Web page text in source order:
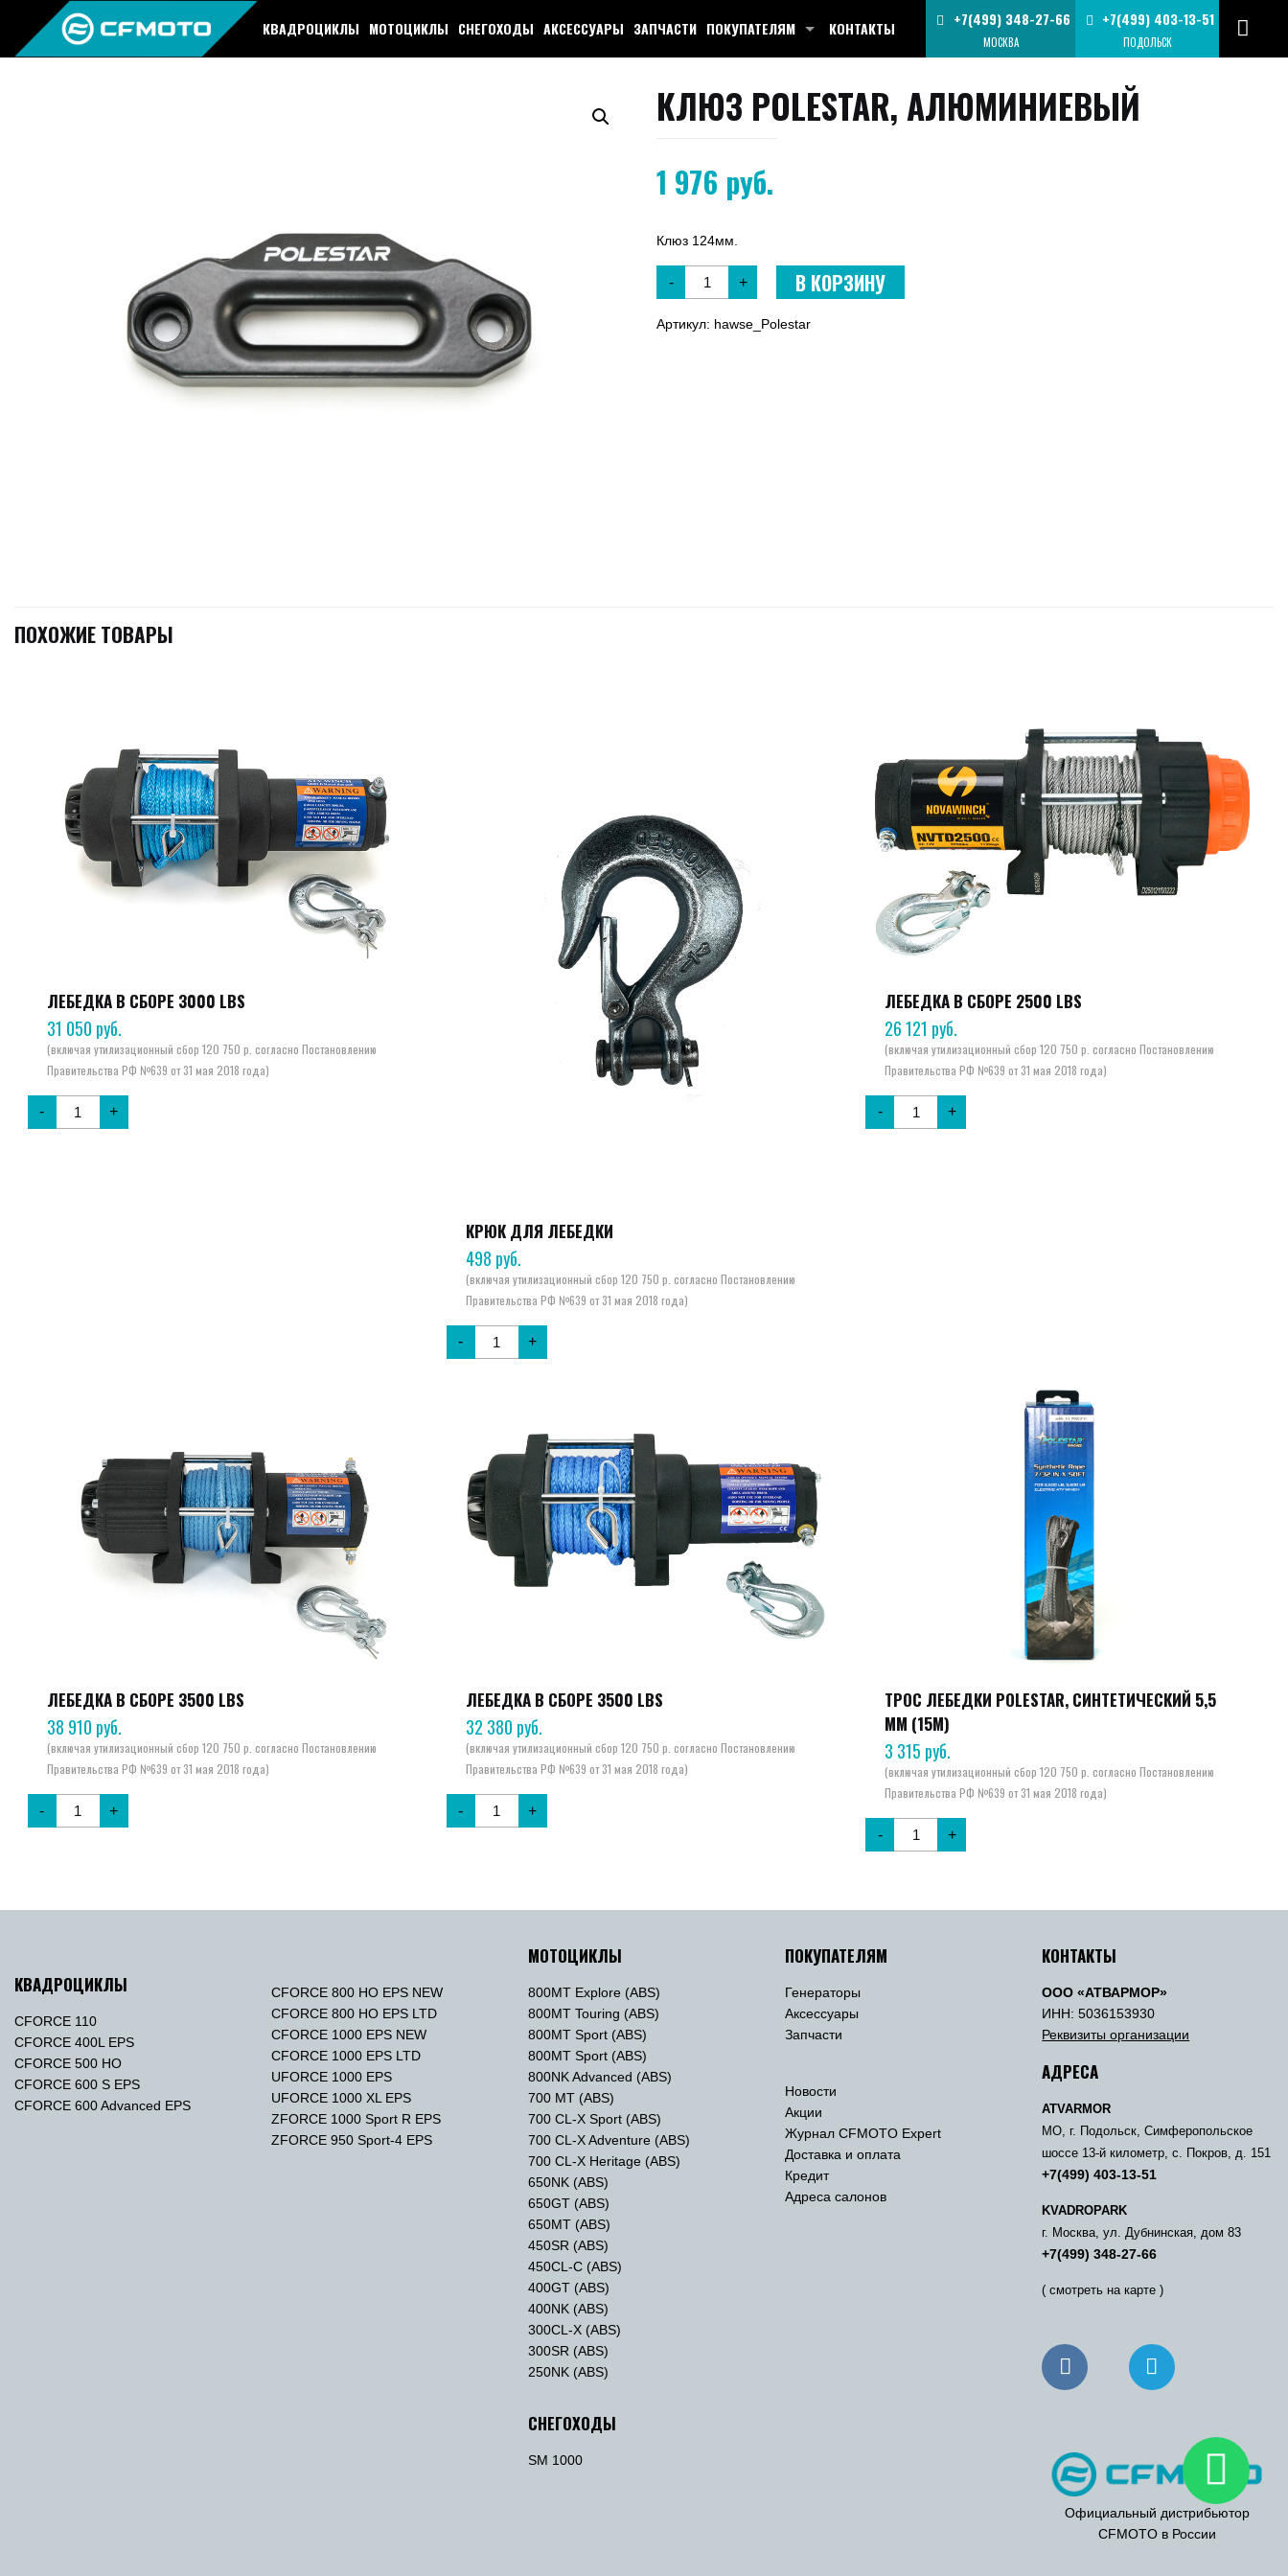
КВАДРОЦИКЛЫ МОТОЦИКЛЫ СНЕГОХОДЫ АКСЕССУАРЫ ЗАПЧАСТИ ПОКУПАТЕЛЯМ КОНТАКТЫ +7(499) 403-13-51
ПОДОЛЬСК
+7(499) 348-27-66
МОСКВА
КЛЮЗ POLESTAR, АЛЮМИНИЕВЫЙ
1 976 руб.
Клюз 124мм.
- + В КОРЗИНУ
Артикул: hawse_Polestar
ПОХОЖИЕ ТОВАРЫ
ЛЕБЕДКА В СБОРЕ 3000 LBS
31 050 руб.
- +
КРЮК ДЛЯ ЛЕБЕДКИ
498 руб.
- +
ЛЕБЕДКА В СБОРЕ 2500 LBS
26 121 руб.
- +
ЛЕБЕДКА В СБОРЕ 3500 LBS
38 910 руб.
- +
ЛЕБЕДКА В СБОРЕ 3500 LBS
32 380 руб.
- +
ТРОС ЛЕБЕДКИ POLESTAR, СИНТЕТИЧЕСКИЙ 5,5
ММ (15М)
3 315 руб.
- +
КВАДРОЦИКЛЫ
CFORCE 110
CFORCE 400L EPS
CFORCE 500 HO
CFORCE 600 S EPS
CFORCE 600 Advanced EPS
CFORCE 800 HO EPS NEW
CFORCE 800 HO EPS LTD
CFORCE 1000 EPS NEW
CFORCE 1000 EPS LTD
UFORCE 1000 EPS
UFORCE 1000 XL EPS
ZFORCE 1000 Sport R EPS
ZFORCE 950 Sport-4 EPS
МОТОЦИКЛЫ
800MT Explore (ABS)
800MT Touring (ABS)
800MT Sport (ABS)
800MT Sport (ABS)
800NK Advanced (ABS)
700 MT (ABS)
700 CL-X Sport (ABS)
700 CL-X Adventure (ABS)
700 CL-X Heritage (ABS)
650NK (ABS)
650GT (ABS)
650MT (ABS)
450SR (ABS)
450CL-C (ABS)
400GT (ABS)
400NK (ABS)
300CL-X (ABS)
300SR (ABS)
250NK (ABS)
СНЕГОХОДЫ
SM 1000
ПОКУПАТЕЛЯМ
Генераторы
Аксессуары
Запчасти
Новости
Акции
Журнал CFMOTO Expert
Доставка и оплата
Кредит
Адреса салонов
КОНТАКТЫ
ООО «АТВАРМОР»
ИНН: 5036153930
Реквизиты организации
АДРЕСА
ATVARMOR
МО, г. Подольск, Симферопольское
шоссе 13-й километр, с. Покров, д. 151
+7(499) 403-13-51
KVADROPARK
г. Москва, ул. Дубнинская, дом 83
+7(499) 348-27-66
( смотреть на карте )
Официальный дистрибьютор
CFMOTO в России